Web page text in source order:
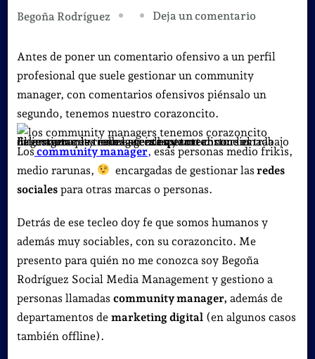
Begoña Rodríguez Deja un comentarioen
los
Managers,
personas
con
Antes de poner un comentario ofensivo a un perfil
profesional que suele gestionar un community
manager, con comentarios ofensivos piénsalo un
segundo, tenemos nuestro corazoncito.
La imagen que tiene la gente que no conoce el trabajo del community manager es bastante distorsionada
El gestionar las redes sociales y torear con los internautas es realmenteexasperante.
Loscommunity manager, esas personas medio frikis,
medio rarunas,
encargadas de gestionar las redes
socialespara otras marcas o personas.
Detrás de ese tecleo doy fe que somos humanos y
además muy sociables, con su corazoncito. Me
presento para quién no me conozca soy Begoña
Rodríguez Social Media Management y gestiono a
personas llamadas community manager, además de
departamentos de marketing digital (en algunos casos
también offline).